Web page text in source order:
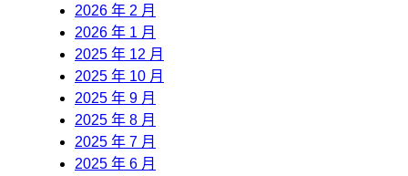
2026 年 2 月
2026 年 1 月
2025 年 12 月
2025 年 10 月
2025 年 9 月
2025 年 8 月
2025 年 7 月
2025 年 6 月